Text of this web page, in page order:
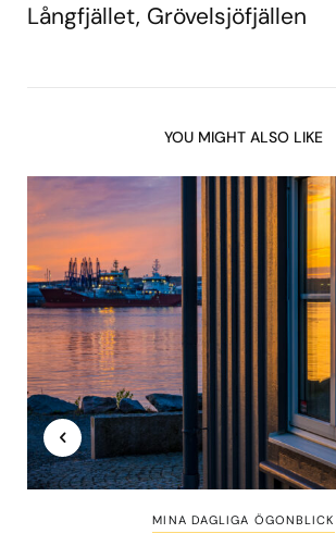
Långfjället, Grövelsjöfjällen
YOU MIGHT ALSO LIKE
MINA DAGLIGA ÖGONBLICK